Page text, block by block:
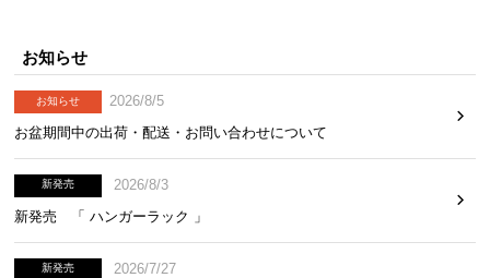
引き出しの内寸
横幅
お知らせ
お知らせ
2026/8/5
お盆期間中の出荷・配送・お問い合わせについて
新発売
2026/8/3
新発売 「 ハンガーラック 」
新発売
2026/7/27